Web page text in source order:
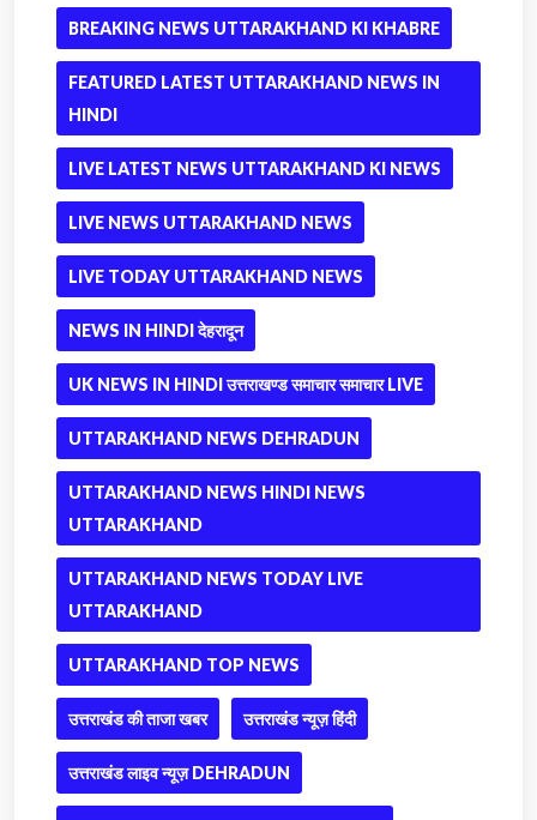
BREAKING NEWS UTTARAKHAND KI KHABRE
FEATURED LATEST UTTARAKHAND NEWS IN
HINDI
LIVE LATEST NEWS UTTARAKHAND KI NEWS
LIVE NEWS UTTARAKHAND NEWS
LIVE TODAY UTTARAKHAND NEWS
NEWS IN HINDI देहरादून
UK NEWS IN HINDI उत्तराखण्ड समाचार समाचार LIVE
UTTARAKHAND NEWS DEHRADUN
UTTARAKHAND NEWS HINDI NEWS
UTTARAKHAND
UTTARAKHAND NEWS TODAY LIVE
UTTARAKHAND
UTTARAKHAND TOP NEWS
उत्तराखंड की ताजा खबर उत्तराखंड न्यूज़ हिंदी
उत्तराखंड लाइव न्यूज़ DEHRADUN